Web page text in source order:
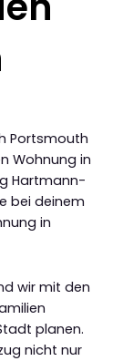
Portsmouth
Wohnung in
Hartmann-
bei deinem
in
wir mit den
planen.
nicht nur